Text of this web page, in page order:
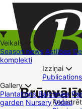
+37126545879
Veikals
Season news Astilbes
komplekti
Izziņai
Publications
Gallery
Plantations Balconies
garden Nursery Video